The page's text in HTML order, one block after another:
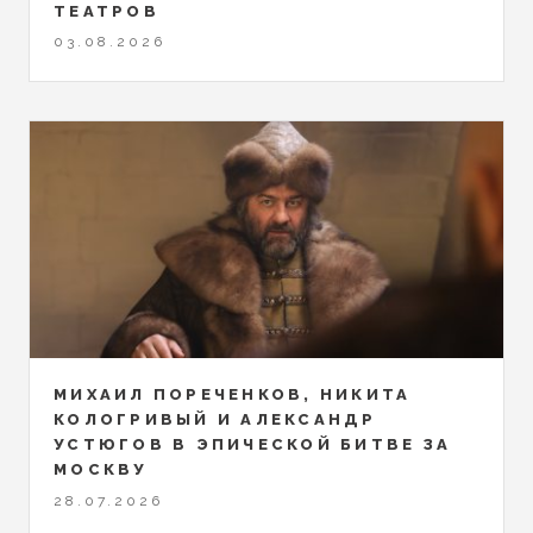
ТЕАТРОВ
03.08.2026
МИХАИЛ ПОРЕЧЕНКОВ, НИКИТА
КОЛОГРИВЫЙ И АЛЕКСАНДР
УСТЮГОВ В ЭПИЧЕСКОЙ БИТВЕ ЗА
МОСКВУ
28.07.2026